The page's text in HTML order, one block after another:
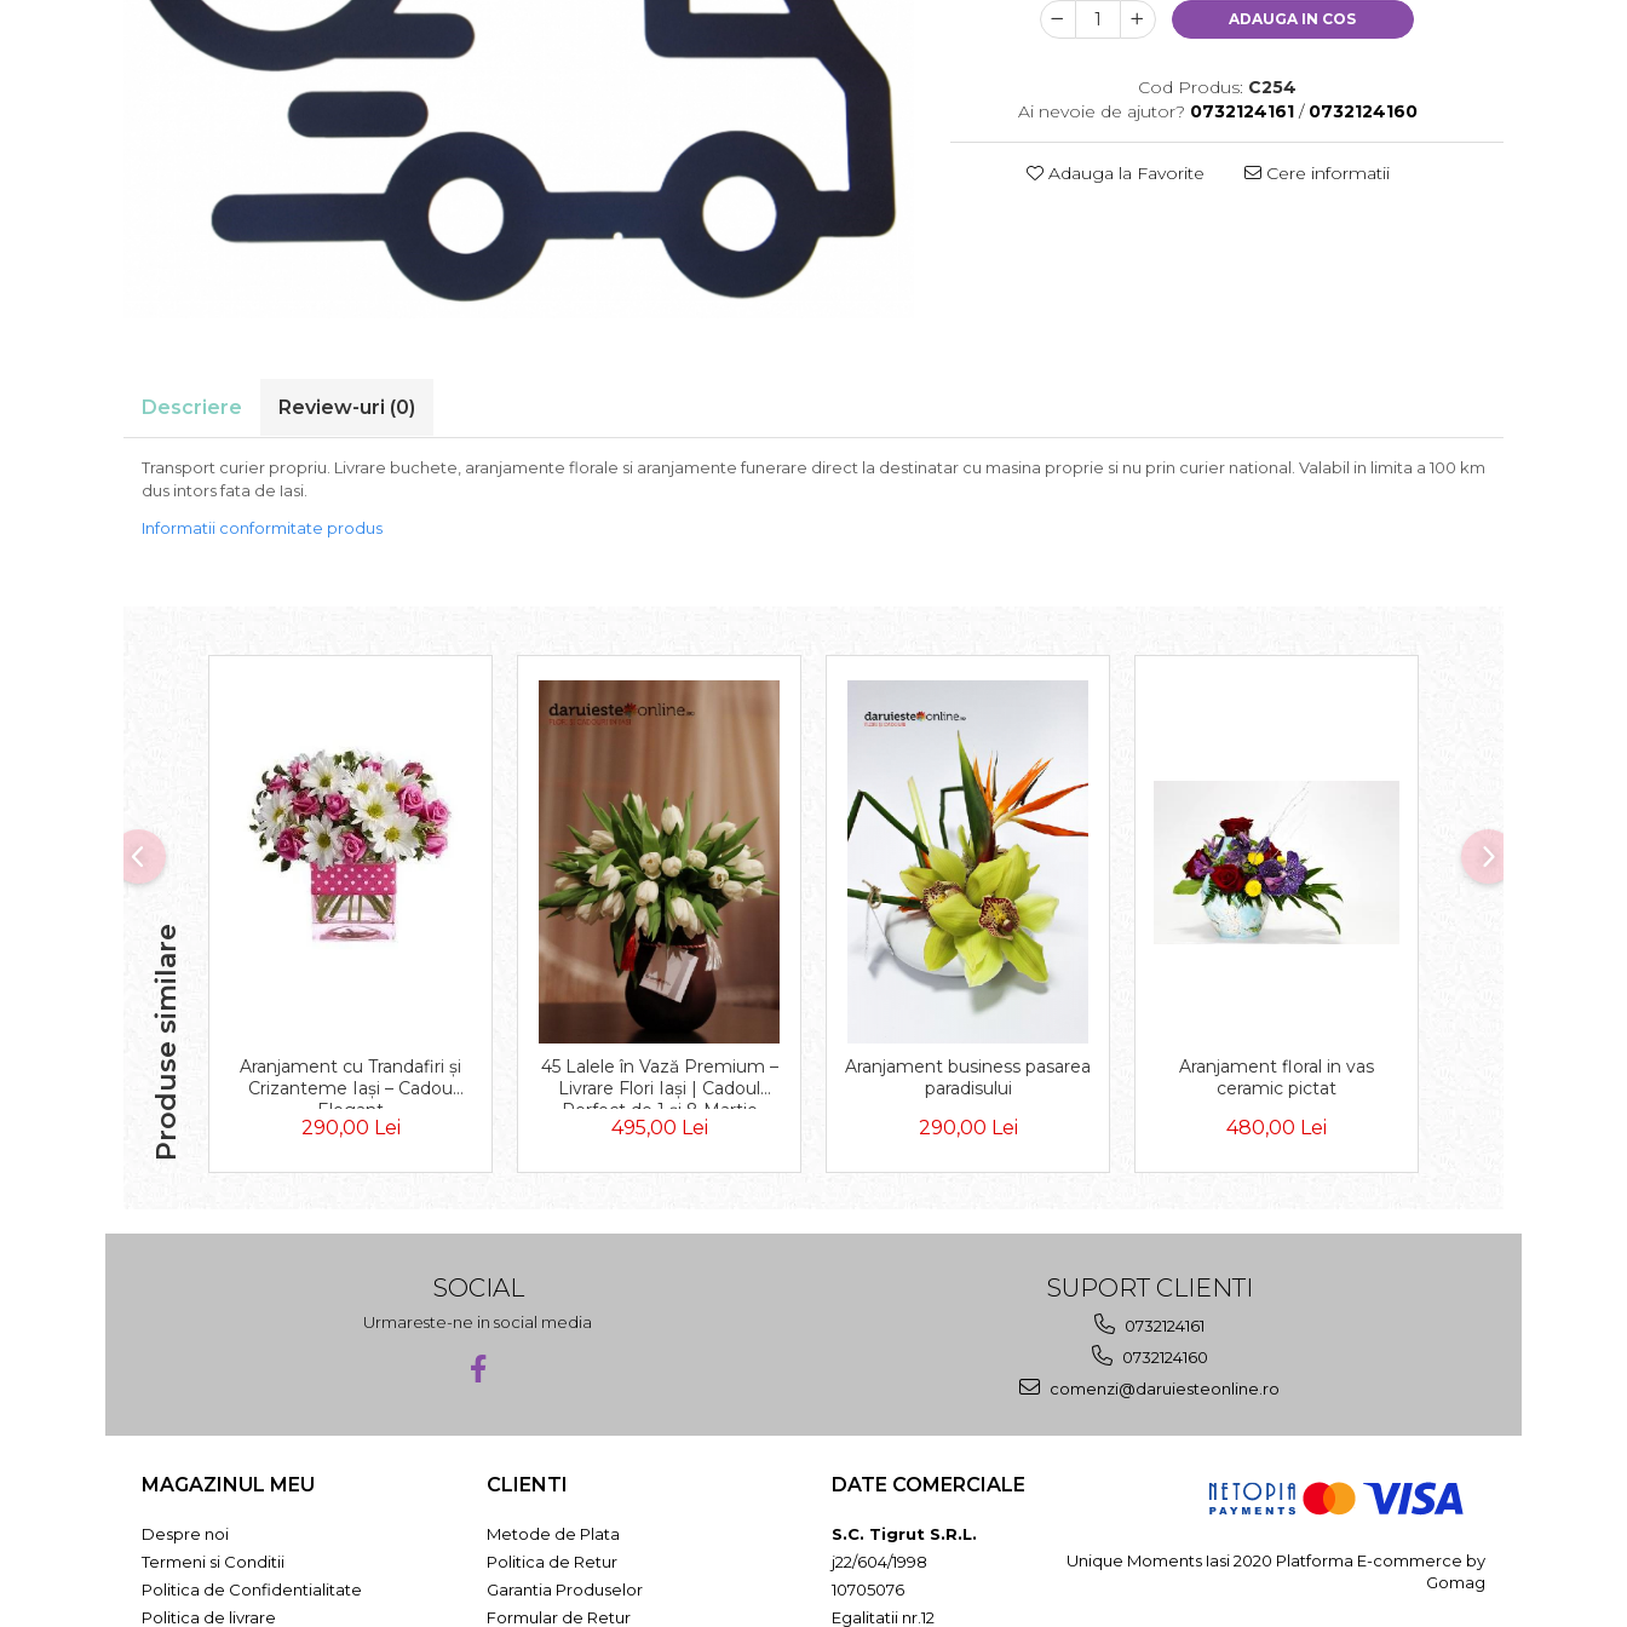
ADAUGA IN COS
Cod Produs: C254
Ai nevoie de ajutor? 0732124161 / 0732124160
Adauga la Favorite Cere informatii
Descriere Review-uri (0)
Transport curier propriu. Livrare buchete, aranjamente florale si aranjamente funerare direct la destinatar cu masina proprie si nu prin curier national. Valabil in limita a 100 km
dus intors fata de Iasi.
Informatii conformitate produs
Produse similare
Aranjament cu Trandafiri și
Crizanteme Iași – Cadou
Elegant
290,00 Lei
45 Lalele în Vază Premium –
Livrare Flori Iași | Cadoul
Perfect de 1 și 8 Martie
495,00 Lei
Aranjament business pasarea
paradisului
290,00 Lei
Aranjament floral in vas
ceramic pictat
480,00 Lei
SOCIAL
Urmareste-ne in social media
SUPORT CLIENTI
0732124161
0732124160
comenzi@daruiesteonline.ro
MAGAZINUL MEU
Despre noi
Termeni si Conditii
Politica de Confidentialitate
Politica de livrare
CLIENTI
Metode de Plata
Politica de Retur
Garantia Produselor
Formular de Retur
DATE COMERCIALE
S.C. Tigrut S.R.L.
j22/604/1998
10705076
Egalitatii nr.12
Unique Moments Iasi 2020 Platforma E-commerce by
Gomag